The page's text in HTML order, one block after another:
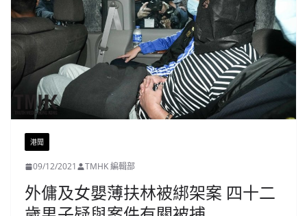
港聞
09/12/2021 TMHK 編輯部
外傭及女嬰薄扶林被綁架案 四十二